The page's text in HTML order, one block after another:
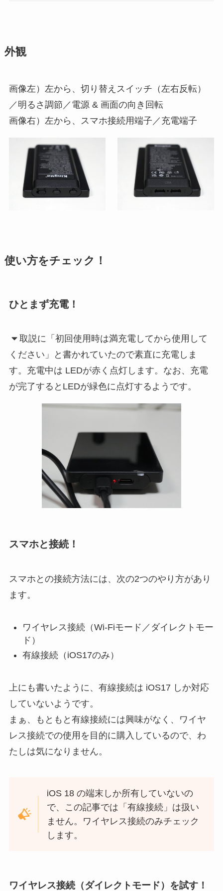
外観
画像左）左から、切り替えスイッチ（左右反転）
／明るさ調節／電源 & 画面の向き回転
画像右）左から、スマホ接続用端子／充電端子
使い方をチェック！
ひとまず充電！
取説に「初回使用時は満充電してから使用して
ください」と書かれていたので素直に充電しま
す。充電中は LEDが赤く点灯します。なお、充電
が完了するとLEDが緑色に点灯するようです。
スマホと接続！
スマホとの接続方法には、次の2つのやり方があり
ます。
ワイヤレス接続（Wi-Fiモード／ダイレクトモー
ド）
有線接続（iOS17のみ）
上にも書いたように、有線接続は iOS17 しか対応
していないようです。
まぁ、もともと有線接続には興味がなく、ワイヤ
レス接続での使用を目的に購入しているので、わ
たしは気になりません。
iOS 18 の端末しか所有していないの
で、この記事では「有線接続」は扱い
ません。ワイヤレス接続のみチェック
します。
ワイヤレス接続（ダイレクトモード）を試す！